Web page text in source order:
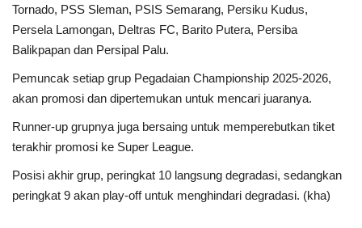
Tornado, PSS Sleman, PSIS Semarang, Persiku Kudus,
Persela Lamongan, Deltras FC, Barito Putera, Persiba
Balikpapan dan Persipal Palu.
Pemuncak setiap grup Pegadaian Championship 2025-2026,
akan promosi dan dipertemukan untuk mencari juaranya.
Runner-up grupnya juga bersaing untuk memperebutkan tiket
terakhir promosi ke Super League.
Posisi akhir grup, peringkat 10 langsung degradasi, sedangkan
peringkat 9 akan play-off untuk menghindari degradasi. (kha)